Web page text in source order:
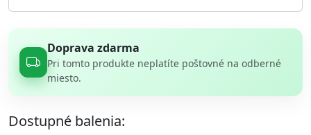
Doprava zdarma
Pri tomto produkte neplatíte poštovné na odberné
miesto.
Dostupné balenia: